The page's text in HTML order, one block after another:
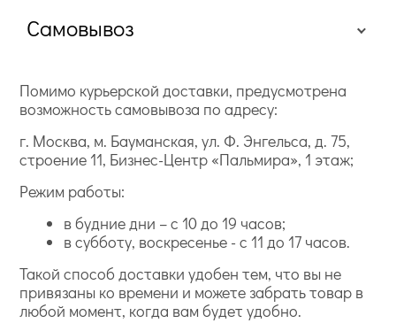
Самовывоз
Помимо курьерской доставки, предусмотрена
возможность самовывоза по адресу:
г. Москва, м. Бауманская, ул. Ф. Энгельса, д. 75,
строение 11, Бизнес-Центр «Пальмира», 1 этаж;
Режим работы:
в будние дни – с 10 до 19 часов;
в субботу, воскресенье - с 11 до 17 часов.
Такой способ доставки удобен тем, что вы не
привязаны ко времени и можете забрать товар в
любой момент, когда вам будет удобно.